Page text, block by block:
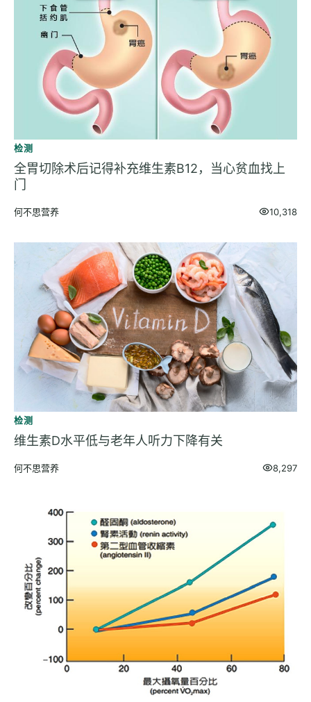
检测
全胃切除术后记得补充维生素B12，当心贫血找上
门
何不思营养 10,318
检测
维生素D水平低与老年人听力下降有关
何不思营养 8,297